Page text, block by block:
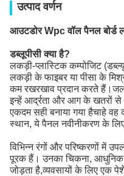
उत्पाद वर्णन
आउटडोर Wpc वॉल पैनल बोर्ड
डब्लूपीसी क्या है?
लकड़ी-प्लास्टिक कम्पोजिट
लकड़ी के फाइबर या पीसा के
कम रखरखाव प्रदान करते
इन्हें आर्द्रता और आग के खतरों से
एकदम सही बनाया गया हैचाहे वह
स्थान, ये पैनल नवीनीकरण के
विभिन्न रंगों और परिष्करणों में
पूरक हैं। उनका चिकना, आधुनिक
जोड़ता है,व्यवसायों के लिए एक